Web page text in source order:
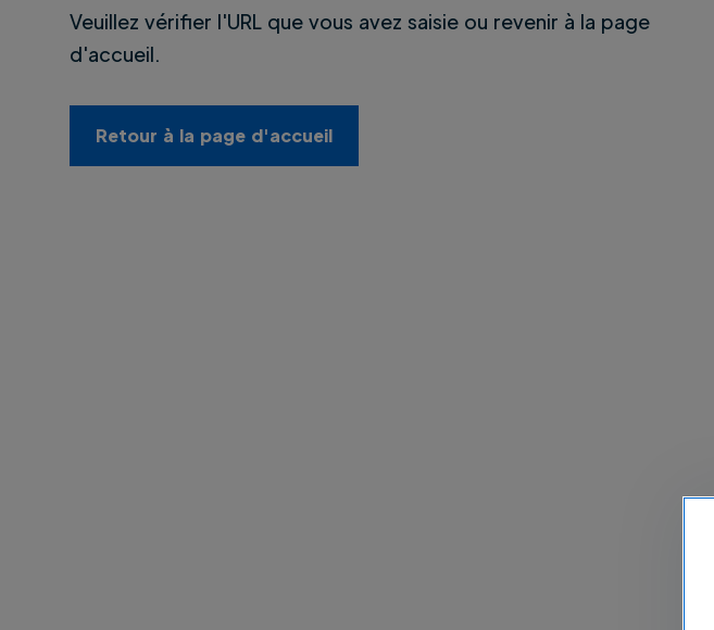
Veuillez vérifier l'URL que vous avez saisie ou revenir à la page
d'accueil.
Retour à la page d'accueil